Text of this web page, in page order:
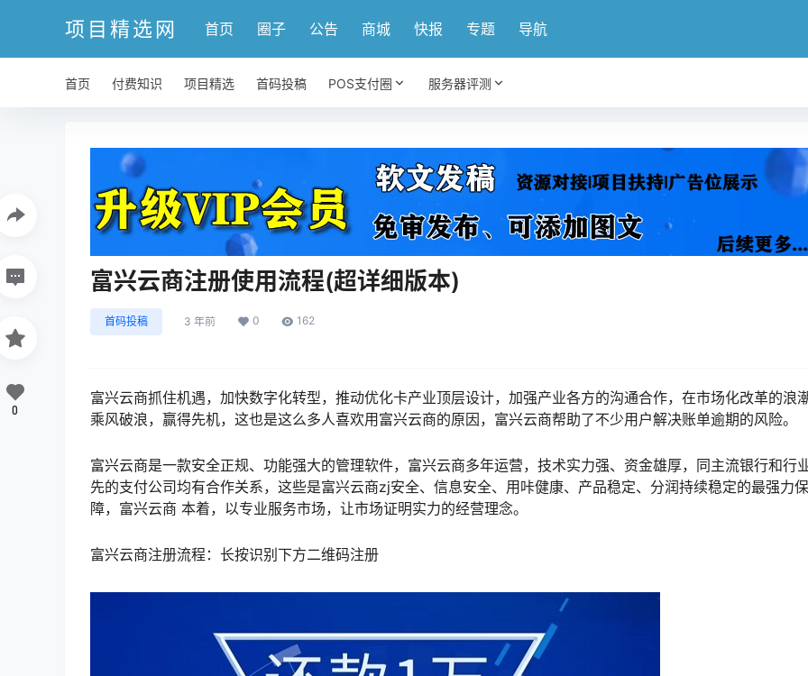
项目精选网 首页 圈子 公告 商城 快报 专题 导航
首页 付费知识 项目精选 首码投稿 POS支付圈 服务器评测
富兴云商注册使用流程(超详细版本)
首码投稿 3 年前 0 162
富兴云商抓住机遇，加快数字化转型，推动优化卡产业顶层设计，加强产业各方的沟通合作，在市场化改革的浪
乘风破浪，赢得先机，这也是这么多人喜欢用富兴云商的原因，富兴云商帮助了不少用户解决账单逾期的风险。
富兴云商是一款安全正规、功能强大的管理软件，富兴云商多年运营，技术实力强、资金雄厚，同主流银行和行
先的支付公司均有合作关系，这些是富兴云商zj安全、信息安全、用咔健康、产品稳定、分润持续稳定的最强力保
障，富兴云商 本着，以专业服务市场，让市场证明实力的经营理念。
富兴云商注册流程：长按识别下方二维码注册
0